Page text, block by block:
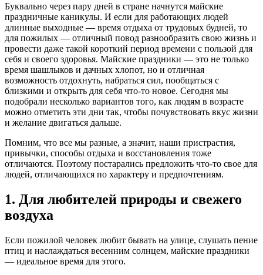
Буквально через пару дней в стране начнутся майские
праздничные каникулы. И если для работающих людей
длинные выходные — время отдыха от трудовых будней, то
для пожилых — отличный повод разнообразить свою жизнь и
провести даже такой короткий период времени с пользой для
себя и своего здоровья. Майские праздники — это не только
время шашлыков и дачных хлопот, но и отличная
возможность отдохнуть, набраться сил, пообщаться с
близкими и открыть для себя что-то новое. Сегодня мы
подобрали несколько вариантов того, как людям в возрасте
можно отметить эти дни так, чтобы почувствовать вкус жизни
и желание двигаться дальше.
Помним, что все мы разные, а значит, наши пристрастия,
привычки, способы отдыха и восстановления тоже
отличаются. Поэтому постарались предложить что-то свое для
людей, отличающихся по характеру и предпочтениям.
1. Для любителей природы и свежего
воздуха
Если пожилой человек любит бывать на улице, слушать пение
птиц и наслаждаться весенним солнцем, майские праздники
— идеальное время для этого.